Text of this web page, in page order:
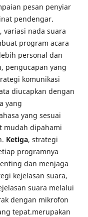
pesan penyiar
pendengar.
variasi nada suara
program acara
personal dan
pengucapan yang
komunikasi
diucapkan dengan
yang
yang sesuai
mudah dipahami
Ketiga, strategi
programnya
dan menjaga
kejelasan suara,
suara melalui
dengan mikrofon
tepat.merupakan